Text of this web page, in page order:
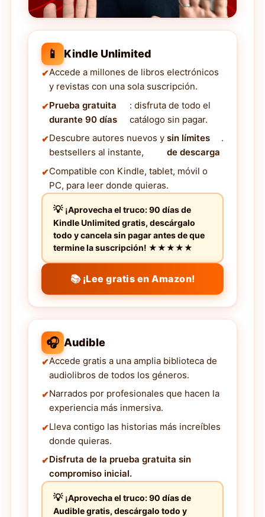
📱 Kindle Unlimited
Accede a millones de libros electrónicos
y revistas con una sola suscripción.
Prueba gratuita
durante 90 días
: disfruta de todo el
catálogo sin pagar.
Descubre autores nuevos y
bestsellers al instante,
sin límites
de descarga
.
Compatible con Kindle, tablet, móvil o
PC, para leer donde quieras.
¡Aprovecha el truco: 90 días de
Kindle Unlimited gratis, descárgalo
todo y cancela sin pagar antes de que
termine la suscripción! ★★★★★
📚 ¡Lee gratis en Amazon!
🎧 Audible
Accede gratis a una amplia biblioteca de
audiolibros de todos los géneros.
Narrados por profesionales que hacen la
experiencia más inmersiva.
Lleva contigo las historias más increíbles
donde quieras.
Disfruta de la prueba gratuita sin
compromiso inicial.
¡Aprovecha el truco: 90 días de
Audible gratis, descárgalo todo y